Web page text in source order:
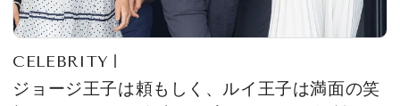
CELEBRITY
ジョージ王子は頼もしく、ルイ王子は満面の笑